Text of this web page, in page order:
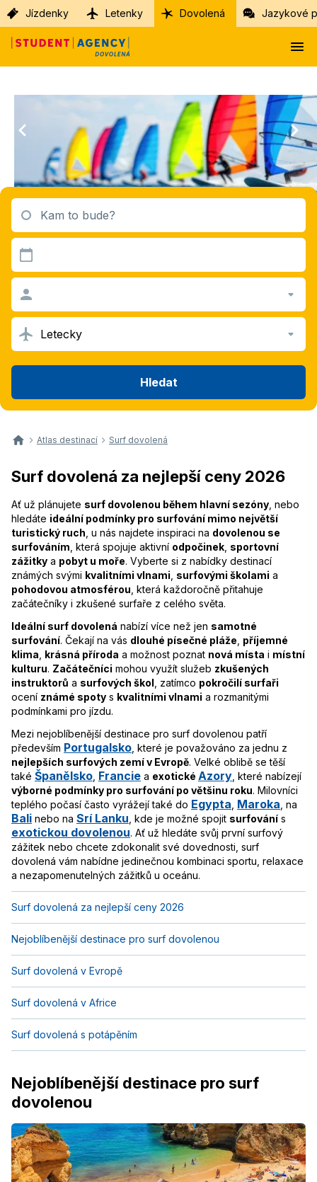
Jízdenky Letenky Dovolená Jazykové
Kam to bude?
Letecky
Hledat
Atlas destinací Surf dovolená
Surf dovolená za nejlepší ceny 2026
Ať už plánujete surf dovolenou během hlavní sezóny , nebo
hledáte ideální podmínky pro surfování mimo největší
turistický ruch , u nás najdete inspiraci na dovolenou se
surfováním , která spojuje aktivní odpočinek sportovní
zážitky a pobyt u moře. Vyberte si z nabídky destinací
známých svými kvalitními vlnami surfovými školami a
pohodovou atmosférou , která každoročně přitahuje
začátečníky i zkušené surfaře z celého světa.
Ideální surf dovolená nabízí více než jen samotné
surfování. Čekají na vás dlouhé písečné pláže příjemné
klima krásná příroda a možnost poznat nová místa i místní
kulturu. Začátečníci mohou využít služeb zkušených
instruktorů a surfových škol , zatímco pokročilí surfaři
ocení známé spoty s kvalitními vlnami a rozmanitými
podmínkami pro jízdu.
Mezi nejoblíbenější destinace pro surf dovolenou patří
především Portugalsko , které je považováno za jednu z
nejlepších surfových zemí v Evropě. Velké oblibě se těší
také Španělsko Francie a exotické Azory , které nabízejí
výborné podmínky pro surfování po většinu roku. Milovníci
teplého počasí často vyrážejí také do Egypta Maroka , na
Bali nebo na Srí Lanku , kde je možné spojit surfování s
exotickou dovolenou. Ať už hledáte svůj první surfový
zážitek nebo chcete zdokonalit své dovednosti, surf
dovolená vám nabídne jedinečnou kombinaci sportu, relaxace
a nezapomenutelných zážitků u oceánu.
Surf dovolená za nejlepší ceny 2026
Nejoblíbenější destinace pro surf dovolenou
Surf dovolená v Evropě
Surf dovolená v Africe
Surf dovolená s potápěním
Nejoblíbenější destinace pro surf
dovolenou